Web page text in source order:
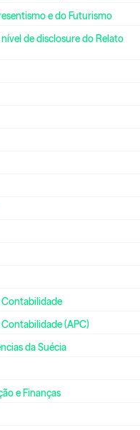
e do Futurismo
de disclosure do Relato
Contabilidade
(APC)
da Suécia
e Finanças